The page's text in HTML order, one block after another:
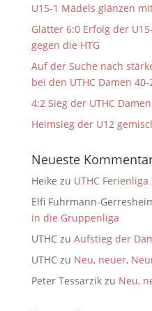
U15-1 Mädels glänzen
Glatter 6:0 Erfolg der
gegen die HTG
Auf der Suche nach
bei den UTHC Damen 40-
4:2 Sieg der UTHC
Heimsieg der U12
Neueste
Heike zu UTHC Ferienliga
Elfi Fuhrmann-
in die Gruppenliga
UTHCzu Aufstieg der
UTHCzu Neu, neuer,
Peter Tessarzikzu Neu,